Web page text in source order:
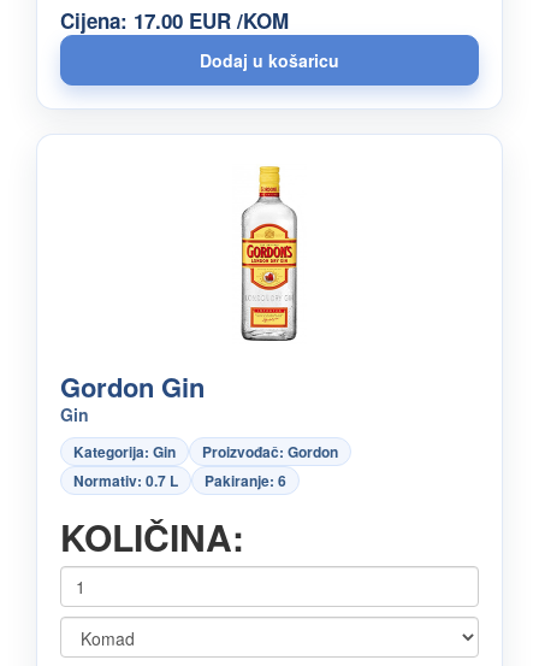
Cijena: 17.00 EUR /KOM
Gordon Gin
Gin
Kategorija: Gin
Proizvođač: Gordon
Normativ: 0.7 L
Pakiranje: 6
KOLIČINA: